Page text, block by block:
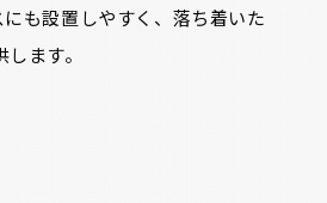
も設置しやすく、落ち着いた
ます。